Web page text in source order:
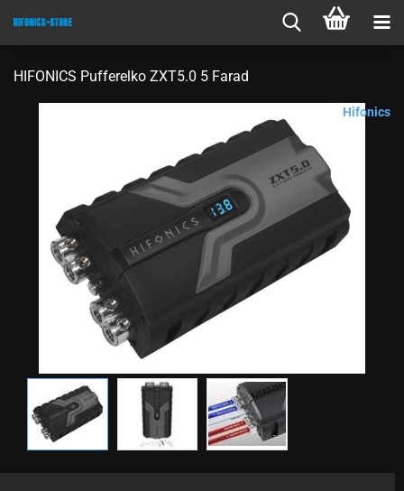
HIFONICS Pufferelko ZXT5.0 5 Farad
Hifonics